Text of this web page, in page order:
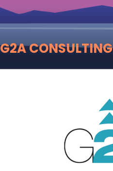
G2A CONSULTING